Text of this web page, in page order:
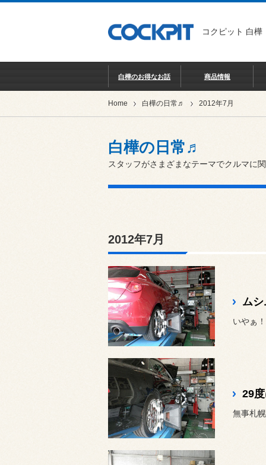
コクピット 白樺
白樺のお得なお話 商品情報
Home 白樺の日常♬ 2012年7月
白樺の日常♬
スタッフがさまざまなテーマでクルマに
2012年7月
ム
29
無事札